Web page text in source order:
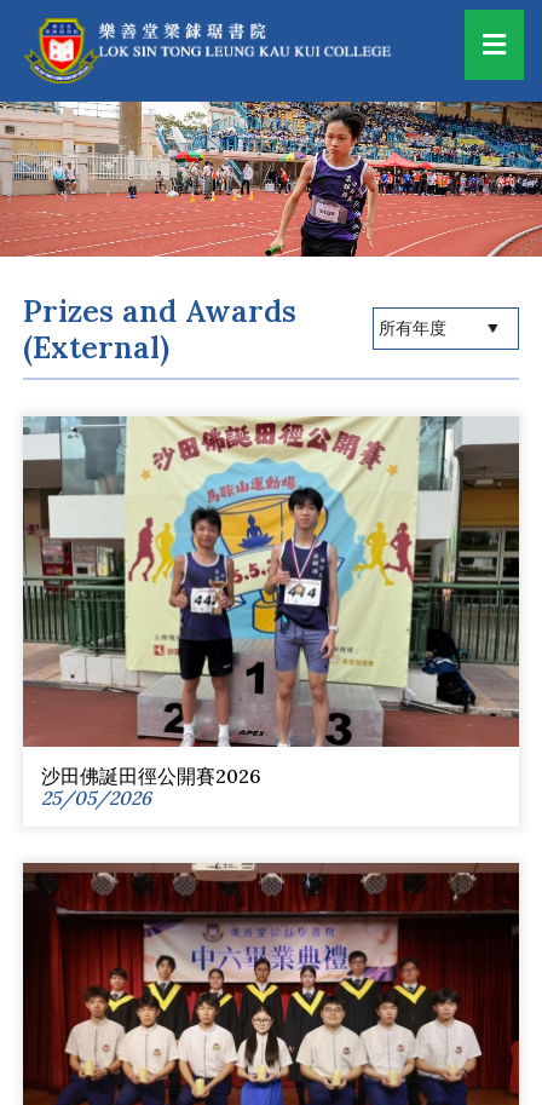
Prizes and Awards
(External)
沙田佛誕田徑公開賽2026
25/05/2026